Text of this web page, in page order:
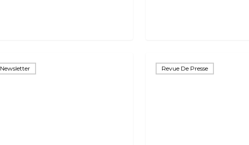
Newsletter
Robert,Revue De Presse